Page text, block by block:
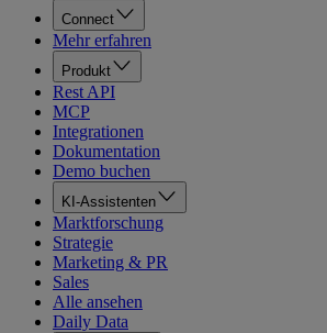
Connect
Mehr erfahren
Produkt
Rest API
MCP
Integrationen
Dokumentation
Demo buchen
KI-Assistenten
Marktforschung
Strategie
Marketing & PR
Sales
Alle ansehen
Daily Data